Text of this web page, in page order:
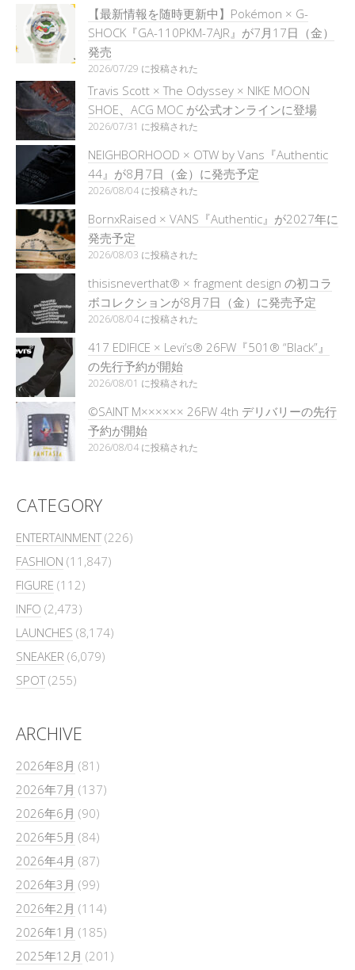
【最新情報を随時更新中】Pokémon × G-
SHOCK『GA-110PKM-7AJR』が7月17日（金）
発売
2026/07/29 に投稿された
Travis Scott × The Odyssey × NIKE MOON
SHOE、ACG MOC が公式オンラインに登場
2026/07/31 に投稿された
NEIGHBORHOOD × OTW by Vans『Authentic
44』が8月7日（金）に発売予定
2026/08/04 に投稿された
BornxRaised × VANS『Authentic』が2027年に
発売予定
2026/08/03 に投稿された
thisisneverthat® × fragment design の初コラ
ボコレクションが8月7日（金）に発売予定
2026/08/04 に投稿された
417 EDIFICE × Levi’s® 26FW『501®︎ “Black”』
の先行予約が開始
2026/08/01 に投稿された
©SAINT M×××××× 26FW 4th デリバリーの先行
予約が開始
2026/08/04 に投稿された
CATEGORY
ENTERTAINMENT(226)
FASHION (11,847)
FIGURE (112)
INFO (2,473)
LAUNCHES (8,174)
SNEAKER (6,079)
SPOT(255)
ARCHIVE
2026年8月 (81)
2026年7月 (137)
2026年6月 (90)
2026年5月 (84)
2026年4月 (87)
2026年3月 (99)
2026年2月 (114)
2026年1月 (185)
2025年12月 (201)